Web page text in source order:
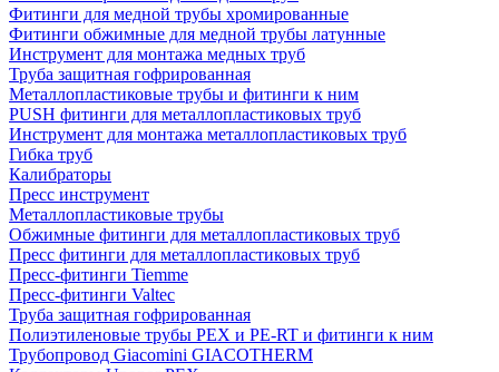
Фитинги для медной трубы хромированные
Фитинги обжимные для медной трубы латунные
Инструмент для монтажа медных труб
Труба защитная гофрированная
Металлопластиковые трубы и фитинги к ним
PUSH фитинги для металлопластиковых труб
Инструмент для монтажа металлопластиковых труб
Гибка труб
Калибраторы
Пресс инструмент
Металлопластиковые трубы
Обжимные фитинги для металлопластиковых труб
Пресс фитинги для металлопластиковых труб
Пресс-фитинги Tiemme
Пресс-фитинги Valtec
Труба защитная гофрированная
Полиэтиленовые трубы PEX и PE-RT и фитинги к ним
Трубопровод Giacomini GIACOTHERM